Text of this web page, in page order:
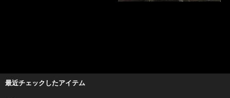
最近チェックしたアイテム